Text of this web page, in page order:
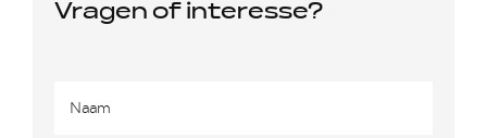
Vragen of interesse?